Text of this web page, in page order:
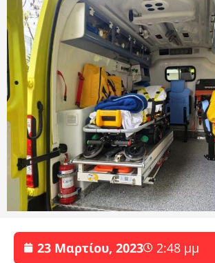
23 Μαρτίου, 2023 2:48 μμ